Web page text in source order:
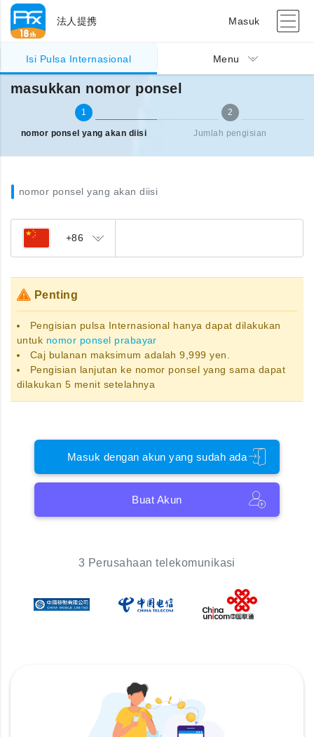
法人提携 Masuk
Isi Pulsa Internasional Menu
Pengisian pulsa Internasional masukkan nomor ponsel
masukkan nomor ponsel
1
nomor ponsel yang akan diisi
2
Jumlah pengisian
nomor ponsel yang akan diisi
+86
Penting
Pengisian pulsa Internasional hanya dapat dilakukan
untuk nomor ponsel prabayar
Caj bulanan maksimum adalah 9,999 yen.
Pengisian lanjutan ke nomor ponsel yang sama dapat
dilakukan 5 menit setelahnya
Masuk dengan akun yang sudah ada
Buat Akun
3 Perusahaan telekomunikasi